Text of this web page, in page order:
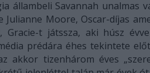
állambeli Savannah unalmas
Julianne Moore, Oscar-díjas
Gracie-t játssza, aki húsz
prédára éhes tekintete
akkor tizenhárom éves